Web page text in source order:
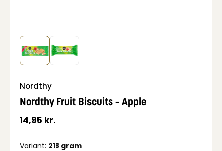
Nordthy
Nordthy Fruit Biscuits – Apple
14,95 kr.
Variant: 218 gram